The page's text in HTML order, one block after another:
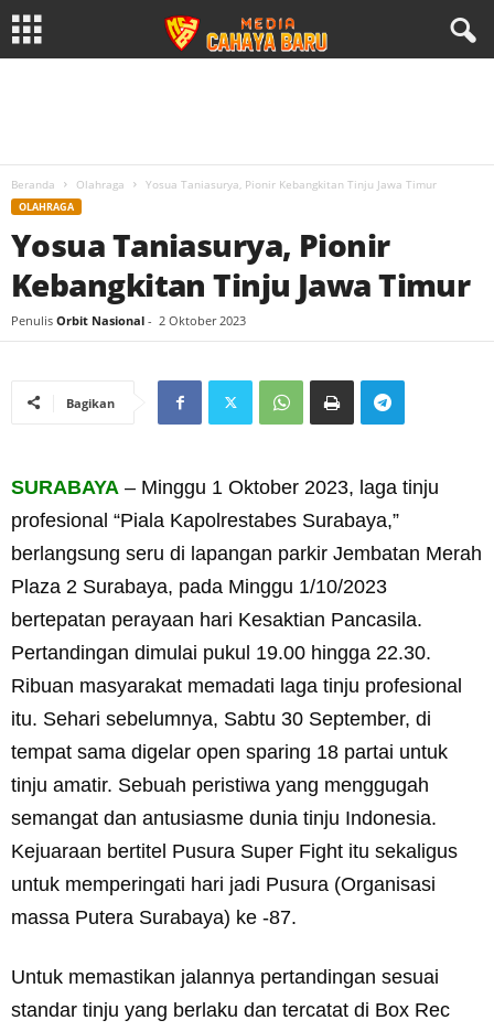
Beranda Olahraga Yosua Taniasurya, Pionir Kebangkitan Tinju Jawa Timur
OLAHRAGA
Yosua Taniasurya, Pionir
Kebangkitan Tinju Jawa Timur
Penulis Orbit Nasional - 2 Oktober 2023
Bagikan
SURABAYA – Minggu 1 Oktober 2023, laga tinju
profesional “Piala Kapolrestabes Surabaya,”
berlangsung seru di lapangan parkir Jembatan Merah
Plaza 2 Surabaya, pada Minggu 1/10/2023
bertepatan perayaan hari Kesaktian Pancasila.
Pertandingan dimulai pukul 19.00 hingga 22.30.
Ribuan masyarakat memadati laga tinju profesional
itu. Sehari sebelumnya, Sabtu 30 September, di
tempat sama digelar open sparing 18 partai untuk
tinju amatir. Sebuah peristiwa yang menggugah
semangat dan antusiasme dunia tinju Indonesia.
Kejuaraan bertitel Pusura Super Fight itu sekaligus
untuk memperingati hari jadi Pusura (Organisasi
massa Putera Surabaya) ke -87.
Untuk memastikan jalannya pertandingan sesuai
standar tinju yang berlaku dan tercatat di Box Rec